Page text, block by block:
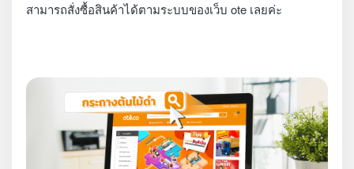
สามารถสั่งซื้อสินค้าได้ตามระบบของเว็บ ote เลยค่ะ